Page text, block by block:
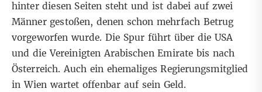
hinter diesen Seiten steht und ist dabei auf zwei
Männer gestoßen, denen schon mehrfach Betrug
vorgeworfen wurde. Die Spur führt über die USA
und die Vereinigten Arabischen Emirate bis nach
Österreich. Auch ein ehemaliges Regierungsmitglied
in Wien wartet offenbar auf sein Geld.